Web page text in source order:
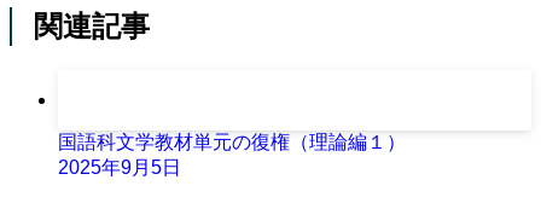
関連記事
国語科文学教材単元の復権（理論編１）
2025年9月5日